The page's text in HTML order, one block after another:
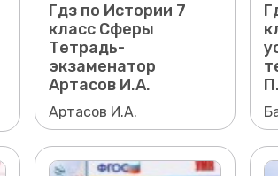
Гдз по Истории 7
класс Сферы
Тетрадь-
экзаменатор
Артасов И.А.
Артасов И.А.